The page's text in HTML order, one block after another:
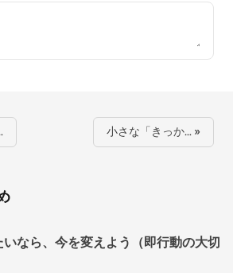
小さな「きっか… »
いなら、今を変えよう（即行動の大切